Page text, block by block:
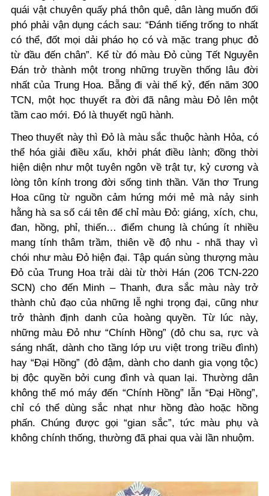
quái vật chuyên quấy phá thôn quê, dân làng muốn đối
phó phải vận dụng cách sau: “Đánh tiếng trống to nhất
có thể, đốt mọi dải pháo họ có và mặc trang phục đỏ
từ đầu đến chân”. Kể từ đó màu Đỏ cùng Tết Nguyên
Đán trở thành một trong những truyền thống lâu đời
nhất của Trung Hoa. Bẵng đi vài thế kỷ, đến năm 300
TCN, một học thuyết ra đời đã nâng màu Đỏ lên một
tầm cao mới. Đó là thuyết ngũ hành.
Theo thuyết này thì Đỏ là màu sắc thuộc hành Hỏa, có
thể hóa giải điều xấu, khởi phát điều lành; đồng thời
hiện diện như một tuyên ngôn về trật tự, kỷ cương và
lòng tôn kính trong đời sống tinh thần. Văn thơ Trung
Hoa cũng từ nguồn cảm hứng mới mẻ mà nảy sinh
hằng hà sa số cái tên để chỉ màu Đỏ: giáng, xích, chu,
đan, hồng, phỉ, thiến… điểm chung là chúng ít nhiều
mang tính thâm trầm, thiên về độ nhu - nhã thay vì
chói như màu Đỏ hiện đại. Tập quán sùng thượng màu
Đỏ của Trung Hoa trải dài từ thời Hán (206 TCN-220
SCN) cho đến Minh – Thanh, đưa sắc màu này trở
thành chủ đạo của những lễ nghi trọng đại, cũng như
trở thành định danh của hoàng quyền. Từ lúc này,
những màu Đỏ như “Chính Hồng” (đỏ chu sa, rực và
sáng nhất, dành cho tầng lớp ưu việt trong triều đình)
hay “Đại Hồng” (đỏ đậm, dành cho danh gia vọng tộc)
bị độc quyền bởi cung đình và quan lại. Thường dân
không thể mó máy đến “Chính Hồng” lẫn “Đại Hồng”,
chỉ có thể dùng sắc nhạt như hồng đào hoặc hồng
phấn. Chúng được gọi “gian sắc”, tức màu phụ và
không chính thống, thường đã phai qua vài lần nhuộm.